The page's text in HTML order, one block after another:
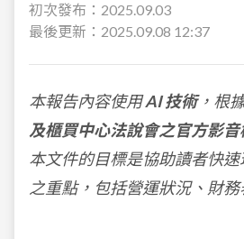
初次發布： 2025.09.03
最後更新： 2025.09.08 12:37
本報告內容使用AI 技術，根
及櫃買中心法說會之官方影音
本文件的目標是協助讀者快
之重點，包括營運狀況、財